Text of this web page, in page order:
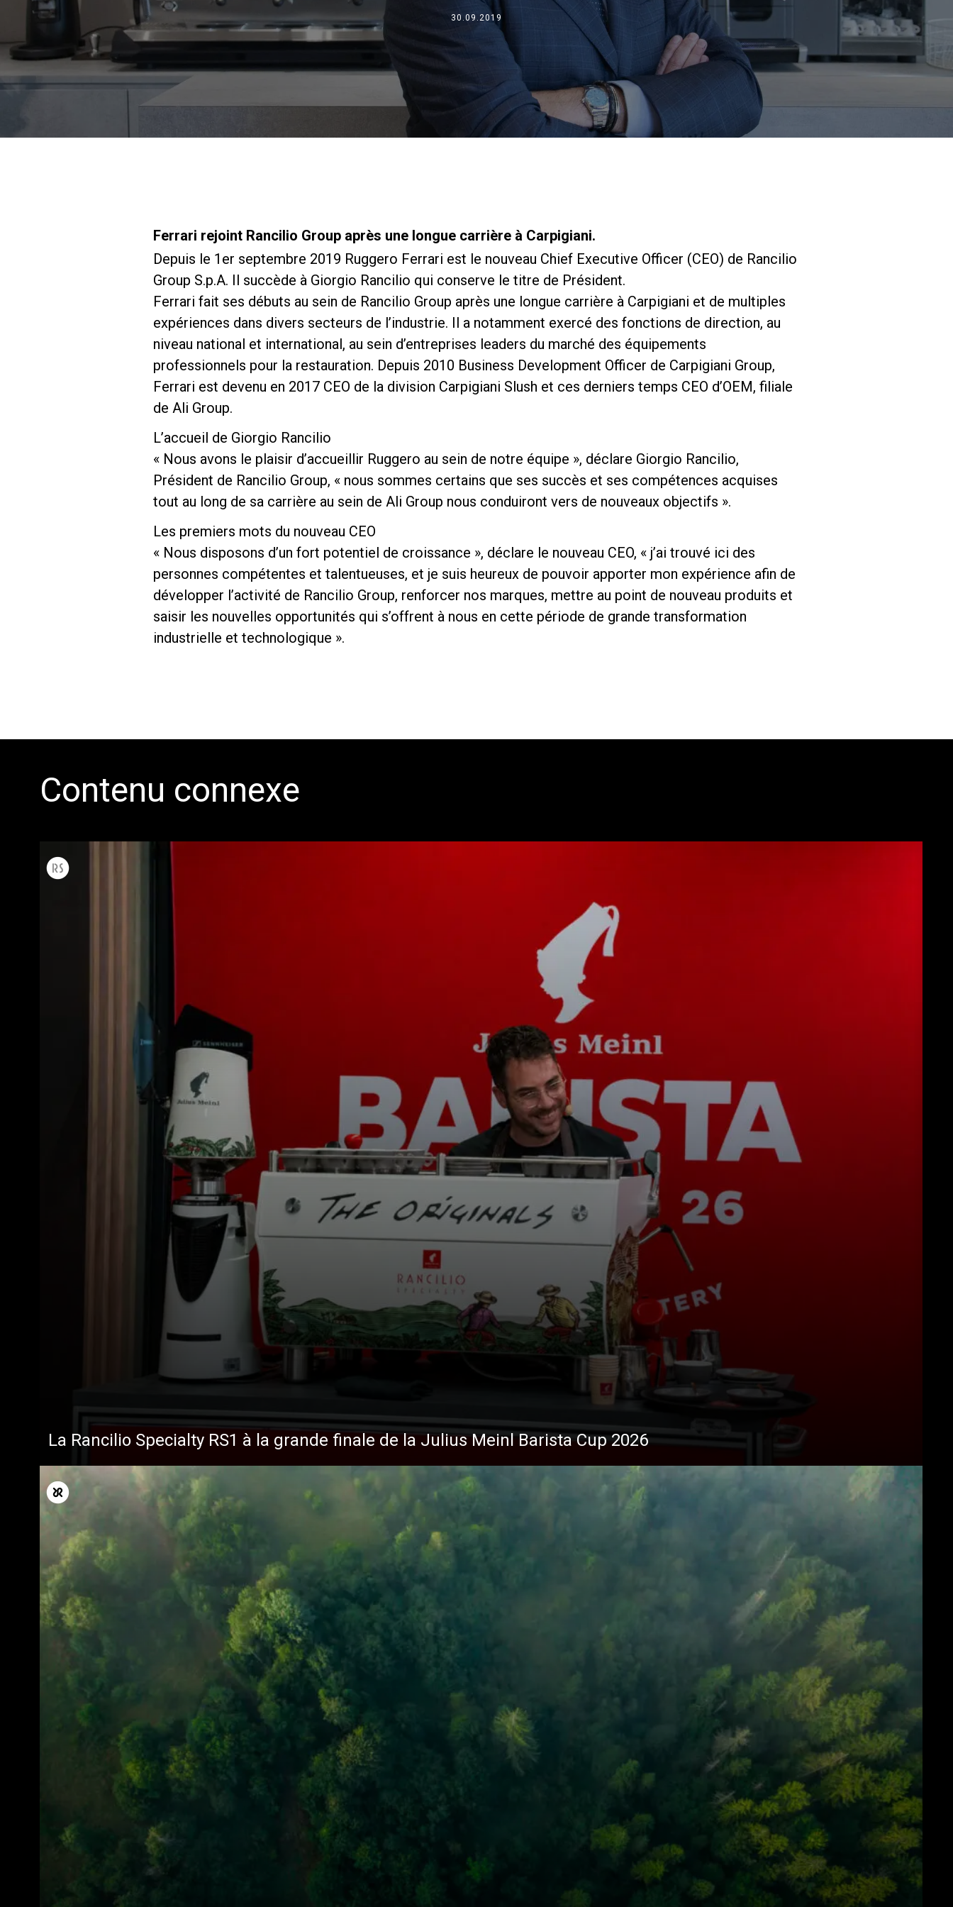
30.09.2019
Ferrari rejoint Rancilio Group après une longue carrière à Carpigiani.
Depuis le 1er septembre 2019 Ruggero Ferrari est le nouveau Chief Executive Officer (CEO) de Rancilio
Group S.p.A. Il succède à Giorgio Rancilio qui conserve le titre de Président.
Ferrari fait ses débuts au sein de Rancilio Group après une longue carrière à Carpigiani et de multiples
expériences dans divers secteurs de l’industrie. Il a notamment exercé des fonctions de direction, au
niveau national et international, au sein d’entreprises leaders du marché des équipements
professionnels pour la restauration. Depuis 2010 Business Development Officer de Carpigiani Group,
Ferrari est devenu en 2017 CEO de la division Carpigiani Slush et ces derniers temps CEO d’OEM, filiale
de Ali Group.
L’accueil de Giorgio Rancilio
« Nous avons le plaisir d’accueillir Ruggero au sein de notre équipe », déclare Giorgio Rancilio,
Président de Rancilio Group, « nous sommes certains que ses succès et ses compétences acquises
tout au long de sa carrière au sein de Ali Group nous conduiront vers de nouveaux objectifs ».
Les premiers mots du nouveau CEO
« Nous disposons d’un fort potentiel de croissance », déclare le nouveau CEO, « j’ai trouvé ici des
personnes compétentes et talentueuses, et je suis heureux de pouvoir apporter mon expérience afin de
développer l’activité de Rancilio Group, renforcer nos marques, mettre au point de nouveau produits et
saisir les nouvelles opportunités qui s’offrent à nous en cette période de grande transformation
industrielle et technologique ».
Contenu connexe
La Rancilio Specialty RS1 à la grande finale de la Julius Meinl Barista Cup 2026
Produits Nouvelles Télécharger
Où nous sommes
Travaille avec nous
laboratoires
Durabilité
Nous contacter